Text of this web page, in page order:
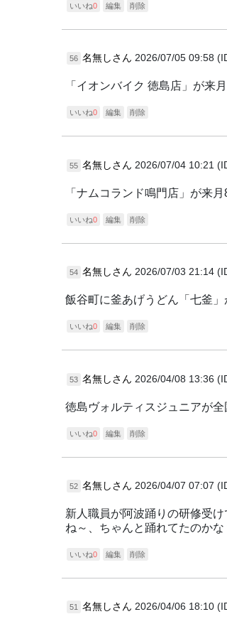
いいね0 編集 削除
56 名無しさん 2026/07/05 09:58
「イオンバイク 徳島店」が来
いいね0 編集 削除
55 名無しさん 2026/07/04 10:21
「ナムコランド鳴門店」が来
いいね0 編集 削除
54 名無しさん 2026/07/03 21:14
飯谷町に釜あげうどん「七釜」
いいね0 編集 削除
53 名無しさん 2026/04/08 13:36
徳島ヴォルティスジュニアが
いいね0 編集 削除
52 名無しさん 2026/04/07 07:07
新人職員が阿波踊りの研修受
ね～、ちゃんと踊れてたのかな
いいね0 編集 削除
51 名無しさん 2026/04/06 18:10